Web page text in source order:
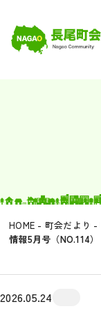
HOME - 町会だより -
情報5月号（NO.114）
2026.05.24